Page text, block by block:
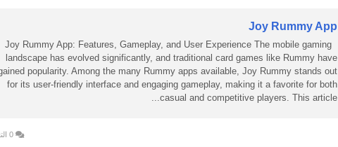
Joy Rummy App
Joy Rummy App: Features, Gameplay, and User Experience The mobile gaming
landscape has evolved significantly, and traditional card games like Rummy have
popularity. Among the many Rummy apps available, Joy Rummy stands out
for its user-friendly interface and engaging gameplay, making it a favorite for both
casual and competitive players. This article...